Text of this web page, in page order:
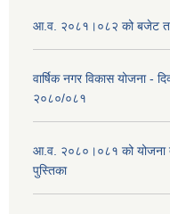
आ.व. २०८१।०८२ को बजेट तथा
वार्षिक नगर विकास योजना -
२०८०/०८१
आ.व. २०८०।०८१ को योजना
पुस्तिका